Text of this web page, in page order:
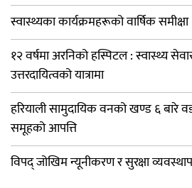
स्वास्थ्यका कार्यक्रमहरूको वार्षिक समीक्षा
१२ वर्षमा अरनिको हस्पिटल : स्वास्थ्य
उत्तरदायित्वको यात्रामा
हरियाली सामुदायिक वनको खण्ड ६ बारे
समूहको आपत्ति
विपद् जोखिम न्यूनीकरण र सुरक्षा